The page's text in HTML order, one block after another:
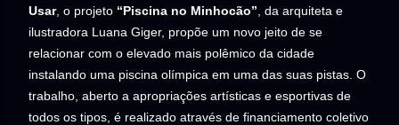
Usar, o projeto “Piscina no Minhocão” , da arquiteta e
ilustradora Luana Giger, propõe um novo jeito de se
relacionar com o elevado mais polêmico da cidade
instalando uma piscina olímpica em uma das suas pistas. O
trabalho, aberto a apropriações artísticas e esportivas de
todos os tipos, é realizado através de financiamento coletivo